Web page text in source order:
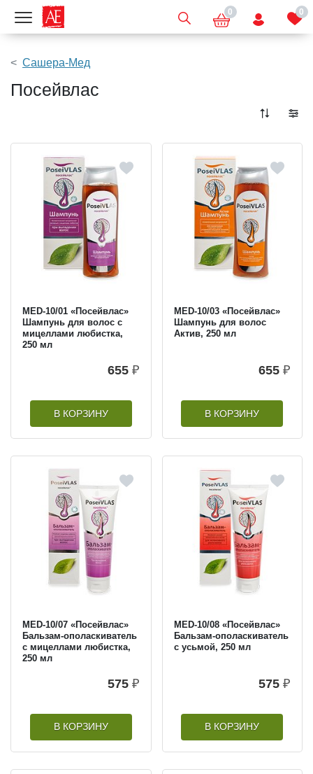
Показать меню 0 0
Сашера-Мед
Посейвлас
MED-10/01 «Посейвлас»
Шампунь для волос с
мицеллами любистка,
250 мл
655 ₽
В КОРЗИНУ
MED-10/03 «Посейвлас»
Шампунь для волос
Актив, 250 мл
655 ₽
В КОРЗИНУ
MED-10/07 «Посейвлас»
Бальзам-ополаскиватель
с мицеллами любистка,
250 мл
575 ₽
В КОРЗИНУ
MED-10/08 «Посейвлас»
Бальзам-ополаскиватель
с усьмой, 250 мл
575 ₽
В КОРЗИНУ